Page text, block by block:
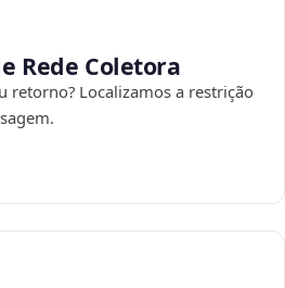
Rede Coletora
retorno? Localizamos a restrição